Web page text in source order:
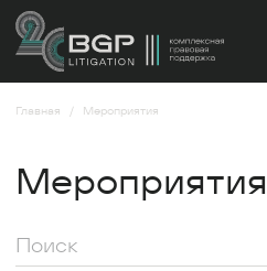
Главная Мероприятия
Мероприятия